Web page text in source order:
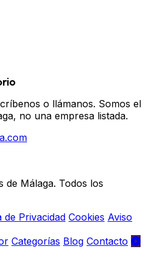
o llámanos. Somos el
no una empresa listada.
Málaga. Todos los
de Privacidad Cookies Aviso
Categorías Blog Contacto